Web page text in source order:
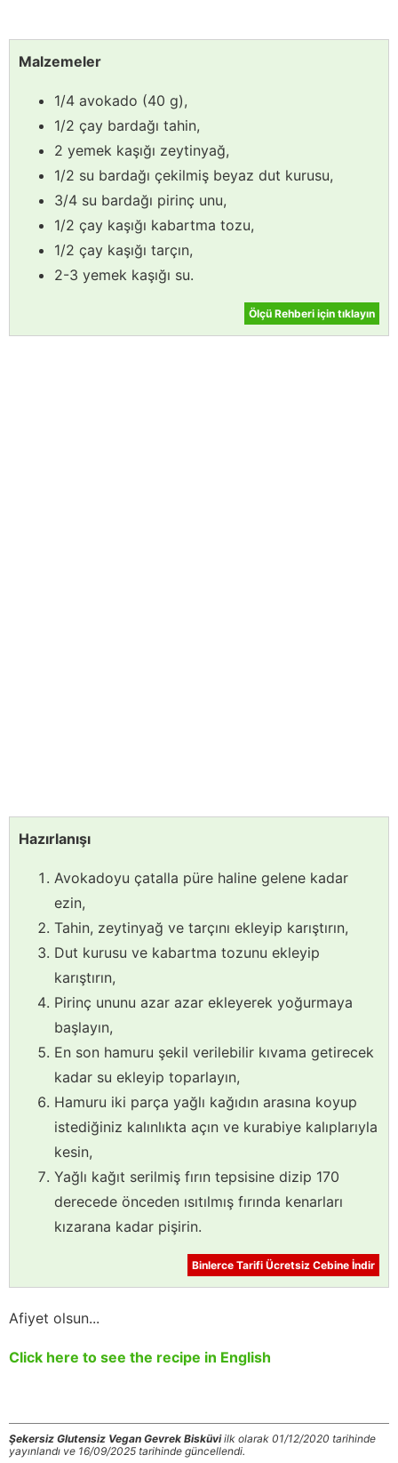
Malzemeler
1/4 avokado (40 g),
1/2 çay bardağı tahin,
2 yemek kaşığı zeytinyağ,
1/2 su bardağı çekilmiş beyaz dut kurusu,
3/4 su bardağı pirinç unu,
1/2 çay kaşığı kabartma tozu,
1/2 çay kaşığı tarçın,
2-3 yemek kaşığı su.
Ölçü Rehberi için tıklayın
Hazırlanışı
Avokadoyu çatalla püre haline gelene kadar
ezin,
Tahin, zeytinyağ ve tarçını ekleyip karıştırın,
Dut kurusu ve kabartma tozunu ekleyip
karıştırın,
Pirinç ununu azar azar ekleyerek yoğurmaya
başlayın,
En son hamuru şekil verilebilir kıvama getirecek
kadar su ekleyip toparlayın,
Hamuru iki parça yağlı kağıdın arasına koyup
istediğiniz kalınlıkta açın ve kurabiye kalıplarıyla
kesin,
Yağlı kağıt serilmiş fırın tepsisine dizip 170
derecede önceden ısıtılmış fırında kenarları
kızarana kadar pişirin.
Binlerce Tarifi Ücretsiz Cebine İndir
Afiyet olsun...
Click here to see the recipe in English
Şekersiz Glutensiz Vegan Gevrek Bisküviilk olarak 01/12/2020 tarihinde
yayınlandı ve 16/09/2025 tarihinde güncellendi.